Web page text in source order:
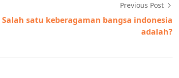
Previous Post
Salah satu keberagaman bangsa indonesia
adalah?